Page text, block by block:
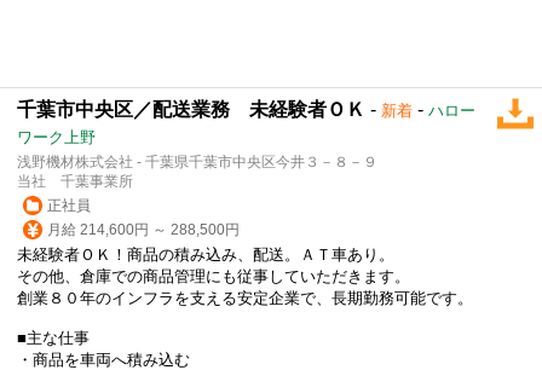
千葉市中央区／配送業務 未経験者ＯＫ - 新着 - ハロー
ワーク上野
浅野機材株式会社 - 千葉県千葉市中央区今井３－８－９
当社 千葉事業所
正社員
月給 214,600円 ～ 288,500円
未経験者ＯＫ！商品の積み込み、配送。ＡＴ車あり。
その他、倉庫での商品管理にも従事していただきます。
創業８０年のインフラを支える安定企業で、長期勤務可能です。
■主な仕事
・商品を車両へ積み込む